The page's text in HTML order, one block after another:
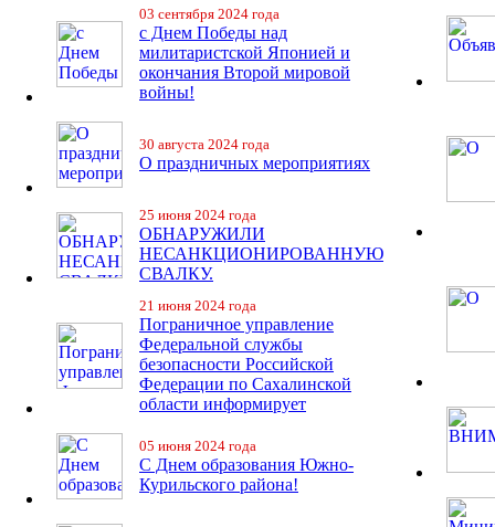
03 сентября 2024 года
с Днем Победы над
милитаристской Японией и
окончания Второй мировой
войны!
30 августа 2024 года
О праздничных мероприятиях
25 июня 2024 года
ОБНАРУЖИЛИ
НЕСАНКЦИОНИРОВАННУЮ
СВАЛКУ.
21 июня 2024 года
Пограничное управление
Федеральной службы
безопасности Российской
Федерации по Сахалинской
области информирует
05 июня 2024 года
С Днем образования Южно-
Курильского района!